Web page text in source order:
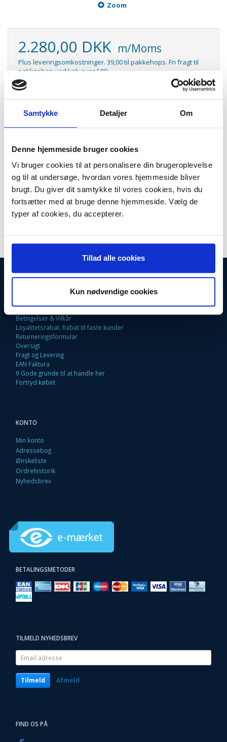
Samtykke Detaljer Om
Denne hjemmeside bruger cookies
Vi bruger cookies til at personalisere din brugeroplevelse
og til at undersøge, hvordan vores hjemmeside bliver
brugt. Du giver dit samtykke til vores cookies, hvis du
fortsætter med at bruge denne hjemmeside. Vælg de
typer af cookies, du accepterer.
Tillad alle cookies
Kun nødvendige cookies
Zoom
2.280,00 DKK m/Moms
Plus leveringsomkostninger. 39,00 til pakkehops. Fri fragt til
pakkeshop ved køb over 599,-
Model/varenr.:
Antal
Aculaser C3900/CX37 cyan toner 6K
Aculaser C3900/CX37 cyan toner 6K, EPSS050592
Passer til følgende maskiner:
Epson Aculaser C3900N / CX37DN
INFORMATIONER
Kontakt os
Betingelser & Vilkår
Loyalitetsrabat. Rabat til faste kunder
Returneringsformular
Oversigt
Fragt og Levering
EAN Faktura
9 Gode grunde til at handle her
Fortryd købet
KONTO
Min konto
Adressebog
Ønskeliste
Ordrehistorik
Nyhedsbrev
BETALINGSMETODER
TILMELD NYHEDSBREV
Email-
adresse
Tilmeld Afmeld
FIND OS PÅ